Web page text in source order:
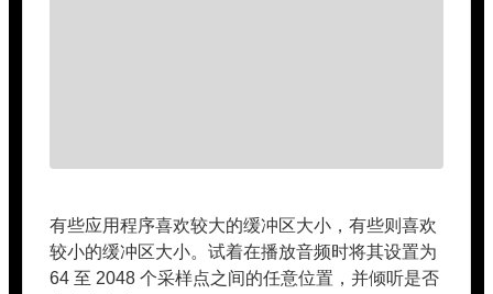
有些应用程序喜欢较大的缓冲区大小，有些则喜欢
较小的缓冲区大小。试着在播放音频时将其设置为
64 至 2048 个采样点之间的任意位置，并倾听是否